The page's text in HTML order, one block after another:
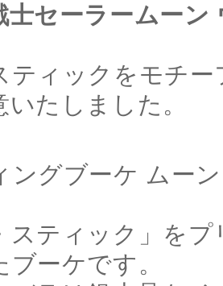
士セーラームー
ティックをモチ
たしました。
ングブーケ ムー
スティック」を
ーケです。